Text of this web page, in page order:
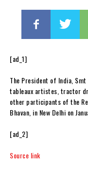
[ad_1]
The President of India,
tableaux artistes, tractor
other participants of the
Bhavan, in New Delhi on
[ad_2]
Source link